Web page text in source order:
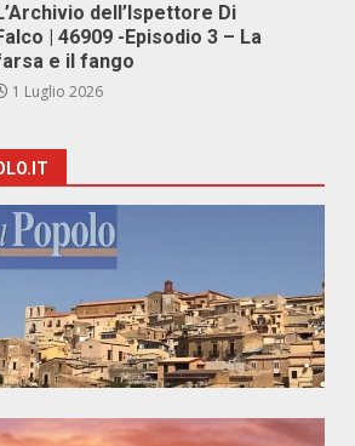
dell’Ispettore Di
| 46909 -Episodio 3 – La
e il fango
1 Luglio 2026